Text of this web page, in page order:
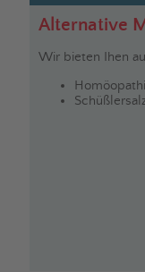
Alternative
Wir bieten Ihen